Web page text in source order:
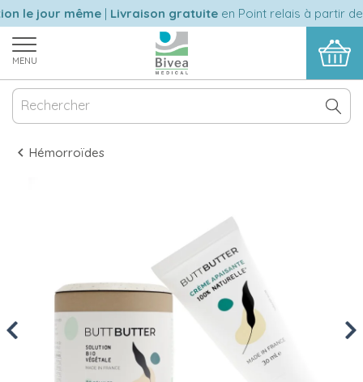
le jour même|Livraison gratuiteen Point relais à partir de
MENU
Hémorroïdes
Previous